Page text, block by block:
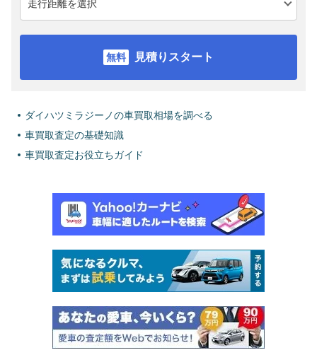
見積りスタート
ダイハツミラジーノの車買取相場を調べる
車買取査定の基礎知識
車買取査定お役立ちガイド